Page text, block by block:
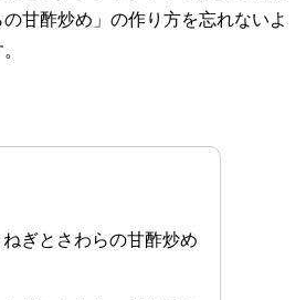
の甘酢炒め」の作り方を忘れないよ
ぎとさわらの甘酢炒め